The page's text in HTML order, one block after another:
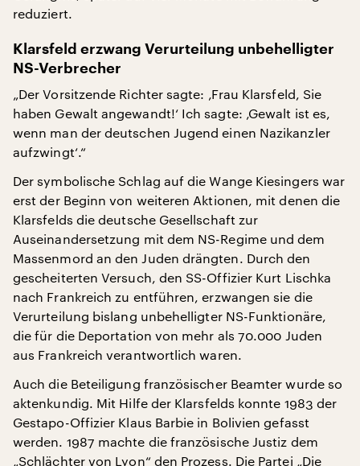
reduziert.
Klarsfeld erzwang Verurteilung unbehelligter
NS-Verbrecher
„Der Vorsitzende Richter sagte: ‚Frau Klarsfeld, Sie
haben Gewalt angewandt!‘ Ich sagte: ‚Gewalt ist es,
wenn man der deutschen Jugend einen Nazikanzler
aufzwingt‘.“
Der symbolische Schlag auf die Wange Kiesingers war
erst der Beginn von weiteren Aktionen, mit denen die
Klarsfelds die deutsche Gesellschaft zur
Auseinandersetzung mit dem NS-Regime und dem
Massenmord an den Juden drängten. Durch den
gescheiterten Versuch, den SS-Offizier Kurt Lischka
nach Frankreich zu entführen, erzwangen sie die
Verurteilung bislang unbehelligter NS-Funktionäre,
die für die Deportation von mehr als 70.000 Juden
aus Frankreich verantwortlich waren.
Auch die Beteiligung französischer Beamter wurde so
aktenkundig. Mit Hilfe der Klarsfelds konnte 1983 der
Gestapo-Offizier Klaus Barbie in Bolivien gefasst
werden. 1987 machte die französische Justiz dem
„Schlächter von Lyon“ den Prozess. Die Partei „Die